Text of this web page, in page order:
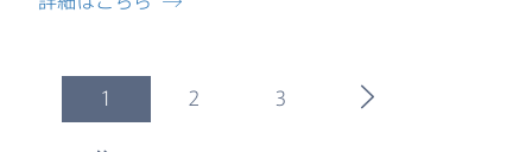
1 )
2 3 次のページ